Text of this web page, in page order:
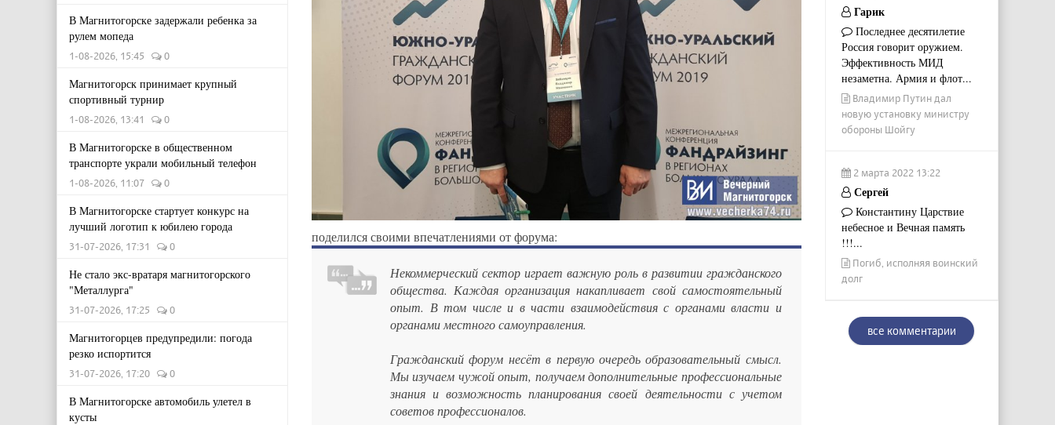
В Магнитогорске задержали ребенка за
рулем мопеда
1-08-2026, 15:45 0
Магнитогорск принимает крупный
спортивный турнир
1-08-2026, 13:41 0
В Магнитогорске в общественном
транспорте украли мобильный телефон
1-08-2026, 11:07 0
В Магнитогорске стартует конкурс на
лучший логотип к юбилею города
31-07-2026, 17:31 0
Не стало экс-вратаря магнитогорского
"Металлурга"
31-07-2026, 17:25 0
Магнитогорцев предупредили: погода
резко испортится
31-07-2026, 17:20 0
В Магнитогорске автомобиль улетел в
кусты
поделился своими впечатлениями от форума:
Некоммерческий сектор играет важную роль в развитии гражданского
общества. Каждая организация накапливает свой самостоятельный
опыт. В том числе и в части взаимодействия с органами власти и
органами местного самоуправления.
Гражданский форум несёт в первую очередь образовательный смысл.
Мы изучаем чужой опыт, получаем дополнительные профессиональные
знания и возможность планирования своей деятельности с учетом
советов профессионалов.
Гарик
Последнее десятилетие
Россия говорит оружием.
Эффективность МИД
незаметна. Армия и флот...
Владимир Путин дал
новую установку министру
обороны Шойгу
2 марта 2022 13:22
Сергей
Константину Царствие
небесное и Вечная память
!!!...
Погиб, исполняя воинский
долг
все комментарии